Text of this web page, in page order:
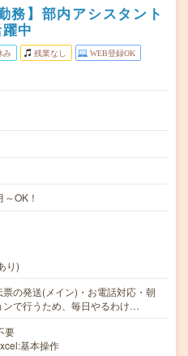
務】部内アシスタント
中
み 残業なし WEB登録OK
OK！
り)
票の発送(メイン)・お電話対応・朝
で行うため、毎日やるわけ…
要
基本操作